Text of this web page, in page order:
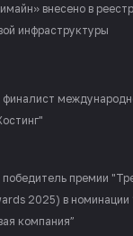
внесено в
инфраструктуры
премии
2025) в номинации
компания”